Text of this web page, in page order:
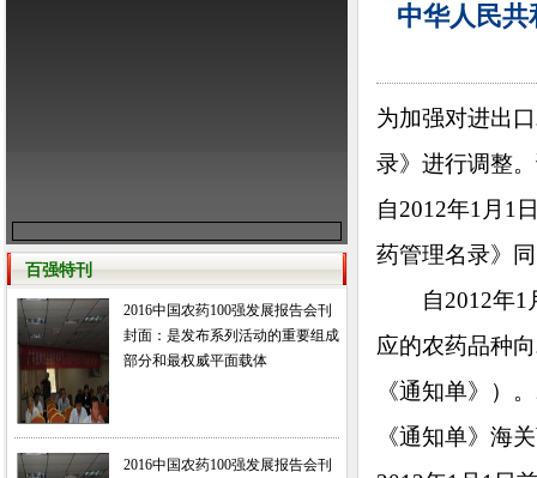
百强特刊
2016中国农药100强发展报告会刊
封面：是发布系列活动的重要组成
部分和最权威平面载体
2016中国农药100强发展报告会刊
中华人民共
为加强对进出
录》进行调整
自2012年1月1
药管理名录》
自2012年1月
应的农药品种
《通知单》）
《通知单》海